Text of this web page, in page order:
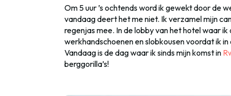
Om 5 uur ’s ochtends word ik gewekt door de
vandaag deert het me niet. Ik verzamel mijn
regenjas mee. In de lobby van het hotel waar
werkhandschoenen en slobkousen voordat ik
Vandaag is de dag waar ik sinds mijn komst in
berggorilla’s!